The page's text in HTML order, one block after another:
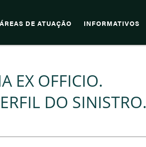
ÁREAS DE ATUAÇÃO INFORMATIVOS
EX OFFICIO.
DO SINISTRO.